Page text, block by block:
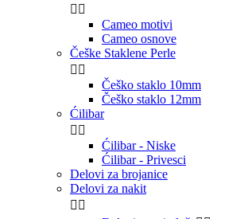
 
Cameo motivi
Cameo osnove
Češke Staklene Perle
 
Češko staklo 10mm
Češko staklo 12mm
Ćilibar
 
Ćilibar - Niske
Ćilibar - Privesci
Delovi za brojanice
Delovi za nakit
 